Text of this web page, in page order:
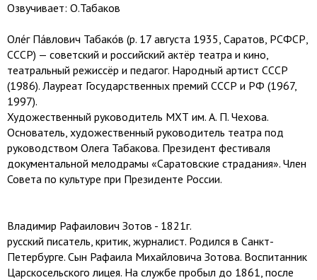
Озвучивает: О.Табаков
Оле́г Па́влович Табако́в (р. 17 августа 1935, Саратов, РСФСР,
СССР) — советский и российский актёр театра и кино,
театральный режиссёр и педагог. Народный артист СССР
(1986). Лауреат Государственных премий СССР и РФ (1967,
1997).
Художественный руководитель МХТ им. А. П. Чехова.
Основатель, художественный руководитель театра под
руководством Олега Табакова. Президент фестиваля
документальной мелодрамы «Саратовские страдания». Член
Совета по культуре при Президенте России.
Владимир Рафаилович Зотов - 1821г.
русский писатель, критик, журналист. Родился в Санкт-
Петербурге. Сын Рафаила Михайловича Зотова. Воспитанник
Царскосельского лицея. На службе пробыл до 1861, после